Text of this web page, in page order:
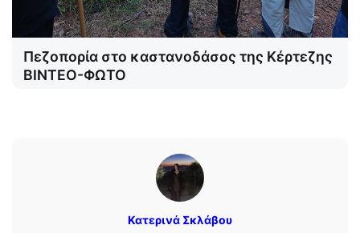
Πεζοπορία στο καστανοδάσος της Κέρτεζης
ΒΙΝΤΕΟ-ΦΩΤΟ
Κατερινά Σκλάβου